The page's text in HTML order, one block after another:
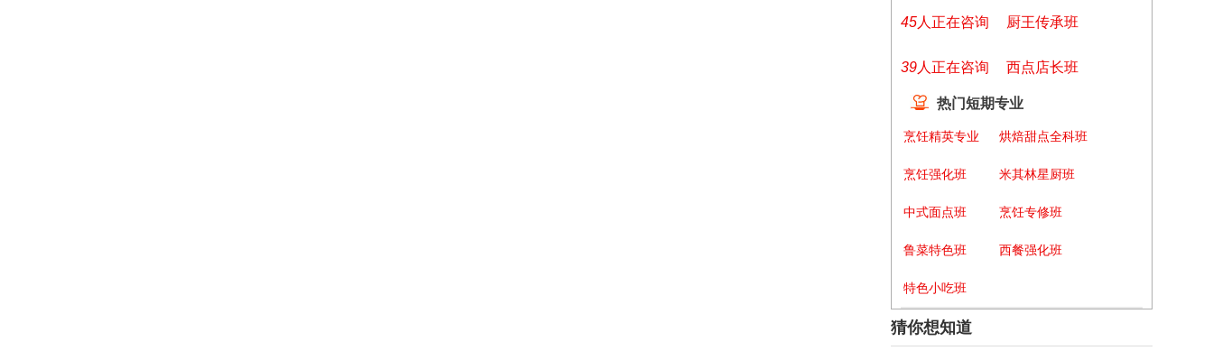
45人正在咨询 厨王传承班
39人正在咨询 西点店长班
热门短期专业
烹饪精英专业
烹饪强化班
中式面点班
鲁菜特色班
特色小吃班
烘焙甜点全科班
米其林星厨班
烹饪专修班
西餐强化班
猜你想知道